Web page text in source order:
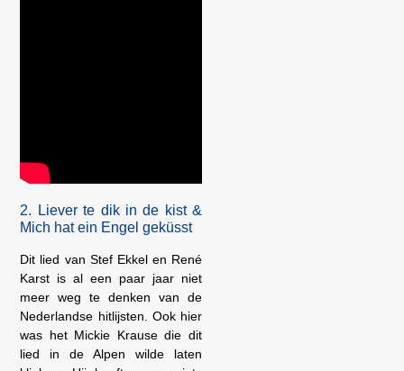
2. Liever te dik in de kist &
Mich hat ein Engel geküsst
Dit lied van Stef Ekkel en René
Karst is al een paar jaar niet
meer weg te denken van de
Nederlandse hitlijsten. Ook hier
was het Mickie Krause die dit
lied in de Alpen wilde laten